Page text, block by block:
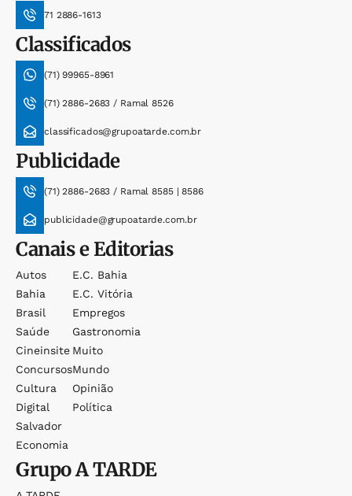
71 2886-1613
Classificados
(71) 99965-8961
(71) 2886-2683 / Ramal 8526
classificados@grupoatarde.com.br
Publicidade
(71) 2886-2683 / Ramal 8585 | 8586
publicidade@grupoatarde.com.br
Canais e Editorias
Autos
Bahia
Brasil
Saúde
Cineinsite
Concursos
Cultura
Digital
Salvador
Economia
E.c. Bahia
E.c. Vitória
Empregos
Gastronomia
Muito
Mundo
Opinião
Política
GrupoA TARDE